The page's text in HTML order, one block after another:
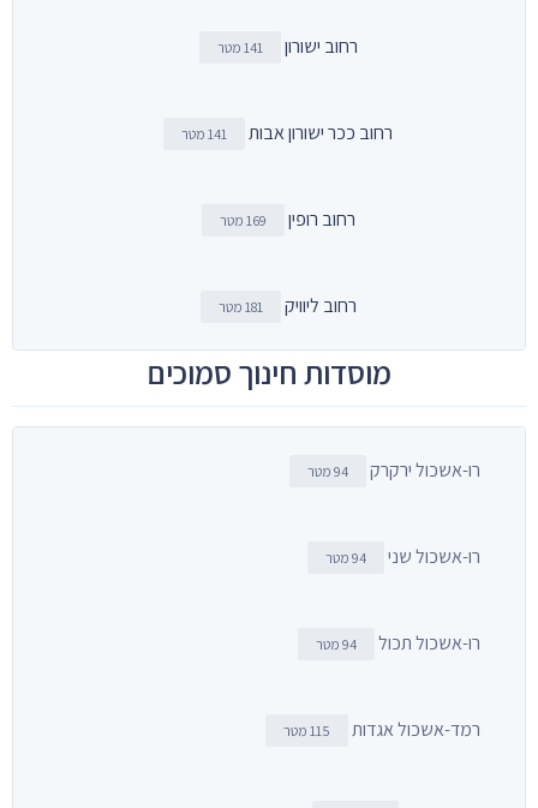
רחוב ישורון 141 מטר
רחוב ככר ישורון אבות 141 מטר
רחוב רופין 169 מטר
רחוב ליוויק 181 מטר
מוסדות חינוך סמוכים
רו-אשכול ירקרק 94 מטר
רו-אשכול שני 94 מטר
רו-אשכול תכול 94 מטר
רמד-אשכול אגדות 115 מטר